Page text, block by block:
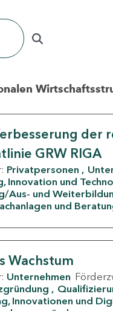
der
GRW RIGA
Privatpersonen
Innovation und
Aus- und
und
Wachstum
Unternehmen
Innovationen und